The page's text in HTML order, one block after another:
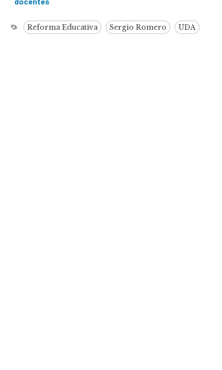
docentes
Reforma Educativa Sergio Romero UDA